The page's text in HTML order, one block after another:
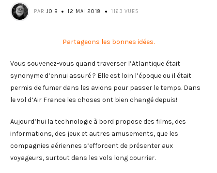
PARJO B 12 MAI 2018 1163 VUES
Partageons les bonnes idées.
Vous souvenez-vous quand traverser l’Atlantique était
synonyme d’ennui assuré ? Elle est loin l’époque ou il était
permis de fumer dans les avions pour passer le temps. Dans
le vol d’Air France les choses ont bien changé depuis!
Aujourd’hui la technologie à bord propose des films, des
informations, des jeux et autres amusements, que les
compagnies aériennes s’efforcent de présenter aux
voyageurs, surtout dans les vols long courrier.